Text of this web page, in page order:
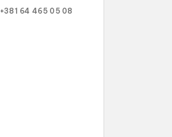
+381 64 465 05 08